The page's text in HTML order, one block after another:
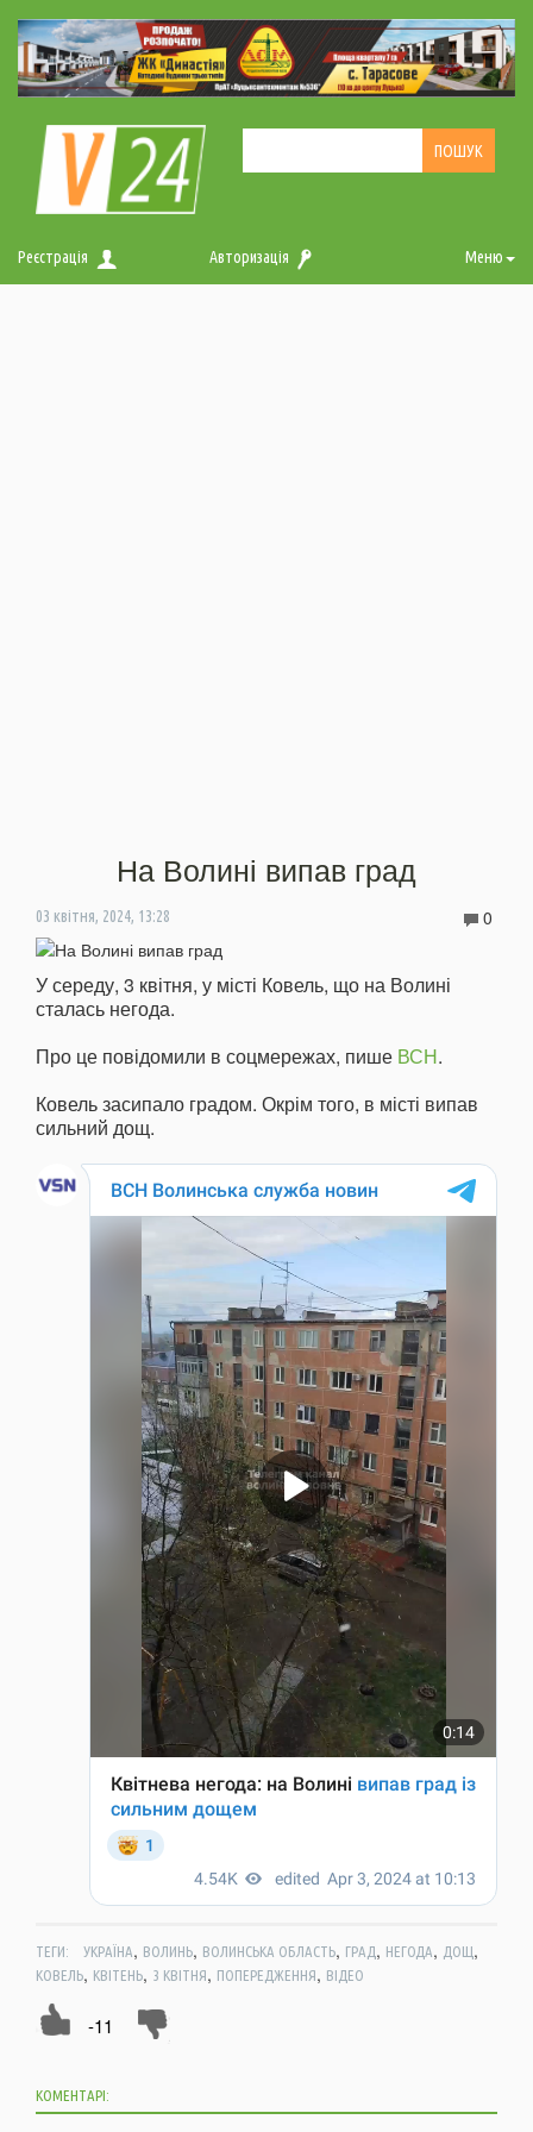
Реєстрація Авторизація Меню
На Волині випав град
03 квітня, 2024, 13:28 0
У середу, 3 квітня, у місті Ковель, що на Волині
сталась негода.
Про це повідомили в соцмережах, пише ВСН.
Ковель засипало градом. Окрім того, в місті випав
сильний дощ.
ТЕГИ: УКРАЇНА, ВОЛИНЬ, ВОЛИНСЬКА ОБЛАСТЬ, ГРАД, НЕГОДА, ДОЩ,
КОВЕЛЬ, КВІТЕНЬ, 3 КВІТНЯ, ПОПЕРЕДЖЕННЯ, ВІДЕО
-11
КОМЕНТАРІ: